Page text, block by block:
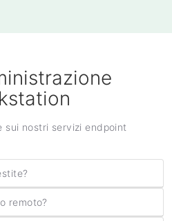
sui nostri servizi endpoint
remoto?